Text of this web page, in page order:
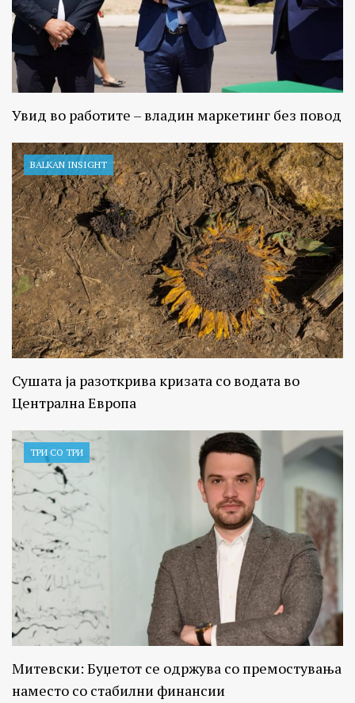
Увид во работите – владин маркетинг без повод
BALKAN INSIGHT
Сушата ја разоткрива кризата со водата во
Централна Европа
ТРИ СО ТРИ
Митевски: Буџетот се одржува со премостувања
наместо со стабилни финансии